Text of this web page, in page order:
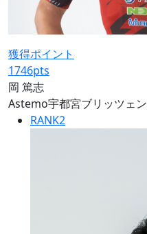
獲得ポイント
1746pts
岡 篤志
Astemo宇都宮ブリッツェン
RANK2